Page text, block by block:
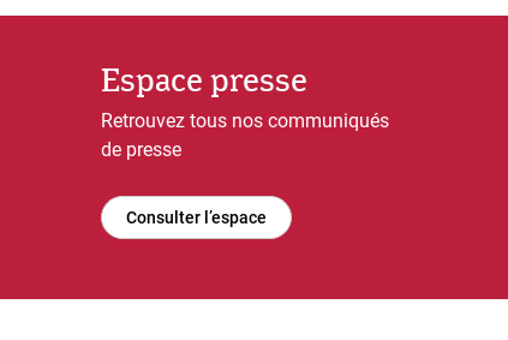
Espace presse
Retrouvez tous nos communiqués
de presse
Consulter l’espace